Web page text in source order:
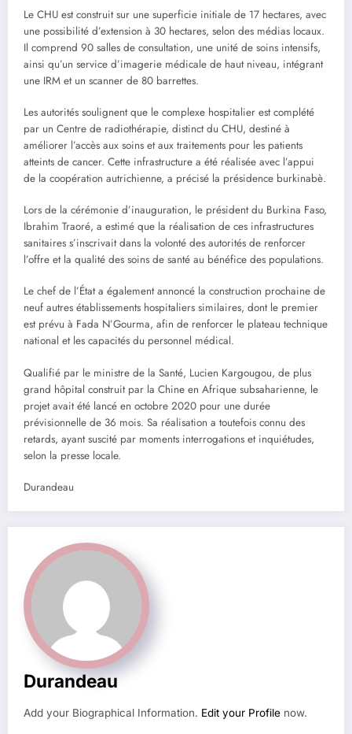
Le CHU est construit sur une superficie initiale de 17 hectares, avec
une possibilité d’extension à 30 hectares, selon des médias locaux.
Il comprend 90 salles de consultation, une unité de soins intensifs,
ainsi qu’un service d’imagerie médicale de haut niveau, intégrant
une IRM et un scanner de 80 barrettes.
Les autorités soulignent que le complexe hospitalier est complété
par un Centre de radiothérapie, distinct du CHU, destiné à
améliorer l’accès aux soins et aux traitements pour les patients
atteints de cancer. Cette infrastructure a été réalisée avec l’appui
de la coopération autrichienne, a précisé la présidence burkinabè.
Lors de la cérémonie d’inauguration, le président du Burkina Faso,
Ibrahim Traoré, a estimé que la réalisation de ces infrastructures
sanitaires s’inscrivait dans la volonté des autorités de renforcer
l’offre et la qualité des soins de santé au bénéfice des populations.
Le chef de l’État a également annoncé la construction prochaine de
neuf autres établissements hospitaliers similaires, dont le premier
est prévu à Fada N’Gourma, afin de renforcer le plateau technique
national et les capacités du personnel médical.
Qualifié par le ministre de la Santé, Lucien Kargougou, de plus
grand hôpital construit par la Chine en Afrique subsaharienne, le
projet avait été lancé en octobre 2020 pour une durée
prévisionnelle de 36 mois. Sa réalisation a toutefois connu des
retards, ayant suscité par moments interrogations et inquiétudes,
selon la presse locale.
Durandeau
Durandeau
Add your Biographical Information. Edit your Profile now.